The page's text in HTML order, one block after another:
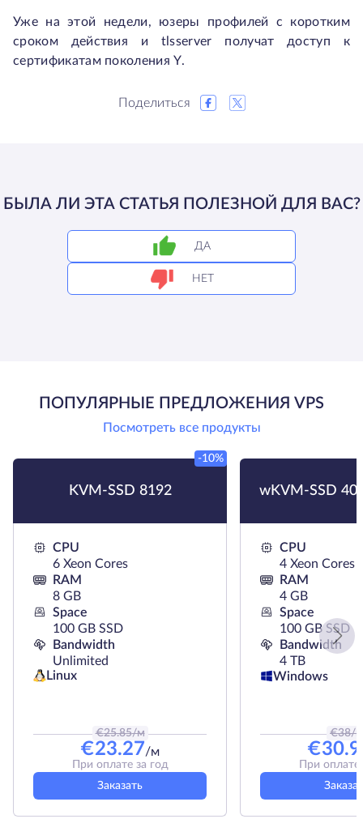
Уже на этой недели, юзеры профилей с коротким
сроком действия и tlsserver получат доступ к
сертификатам поколения Y.
Поделиться
БЫЛА ЛИ ЭТА СТАТЬЯ ПОЛЕЗНОЙ ДЛЯ ВАС?
ДА
НЕТ
ПОПУЛЯРНЫЕ ПРЕДЛОЖЕНИЯ VPS
Посмотреть все продукты
KVM-SSD 8192
-10%
CPU
6 Xeon Cores
RAM
8 GB
Space
100 GB SSD
Bandwidth
Unlimited
Linux
€25.85/м
€23.27/м
При оплате за год
Заказать
wKVM-SSD
CPU
4 Xeon Cores
RAM
4 GB
Space
100 GB SSD
Bandwidth
4 TB
Windows
€38/м
€
При оплате